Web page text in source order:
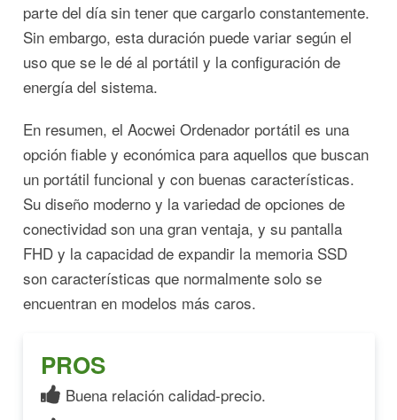
parte del día sin tener que cargarlo constantemente.
Sin embargo, esta duración puede variar según el
uso que se le dé al portátil y la configuración de
energía del sistema.
En resumen, el Aocwei Ordenador portátil es una
opción fiable y económica para aquellos que buscan
un portátil funcional y con buenas características.
Su diseño moderno y la variedad de opciones de
conectividad son una gran ventaja, y su pantalla
FHD y la capacidad de expandir la memoria SSD
son características que normalmente solo se
encuentran en modelos más caros.
PROS
Buena relación calidad-precio.